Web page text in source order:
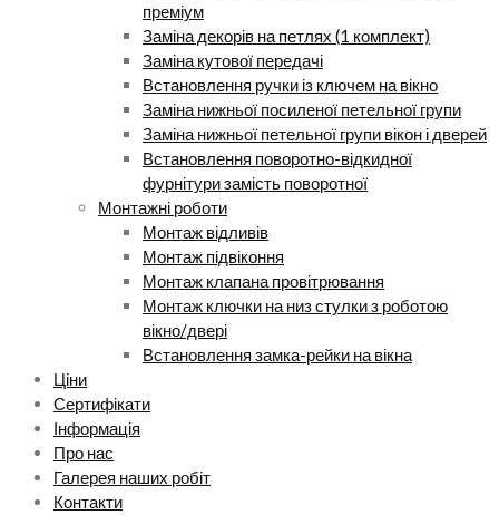
преміум
Заміна декорів на петлях (1 комплект)
Заміна кутової передачі
Встановлення ручки із ключем на вікно
Заміна нижньої посиленої петельної групи
Заміна нижньої петельної групи вікон і дверей
Встановлення поворотно-відкидної
фурнітури замість поворотної
Монтажні роботи
Монтаж відливів
Монтаж підвіконня
Монтаж клапана провітрювання
Монтаж ключки на низ стулки з роботою
вікно/двері
Встановлення замка-рейки на вікна
Ціни
Сертифікати
Інформація
Про нас
Галерея наших робіт
Контакти